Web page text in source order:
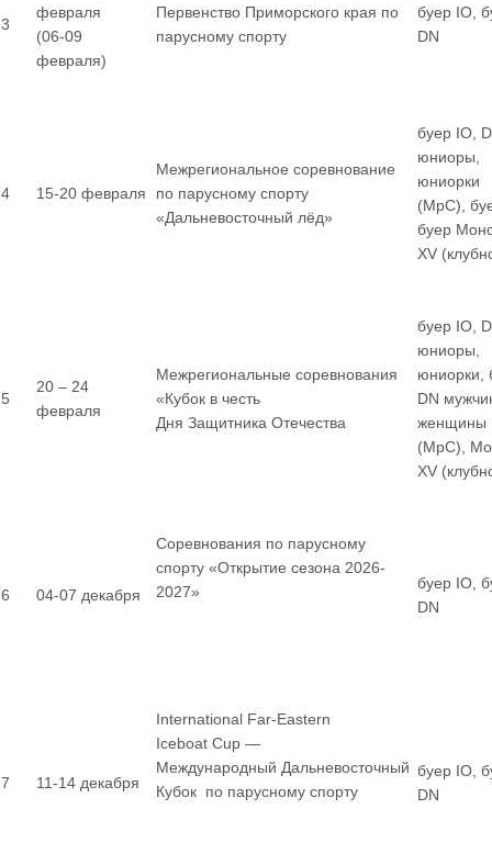
3
февраля
(06-09
февраля)
Первенство Приморского края по
парусному спорту
буер IO,
DN
4 15-20 февраля
Межрегиональное соревнование
по парусному спорту
«Дальневосточный лёд»
буер IO,
юниоры,
юниорки
(МрС),
буер
XV
5
20 – 24
февраля
Межрегиональные соревнования
«Кубок в честь
Дня Защитника Отечества
буер IO,
юниоры,
юниорки,
DN
женщины
(МрС),
XV
6 04-07 декабря
Соревнования по парусному
спорту «Открытие сезона 2026-
2027»
буер IO,
DN
7 11-14 декабря
International Far-Eastern
Iceboat Cup —
Международный Дальневосточный
Кубок по парусному спорту
буер IO,
DN